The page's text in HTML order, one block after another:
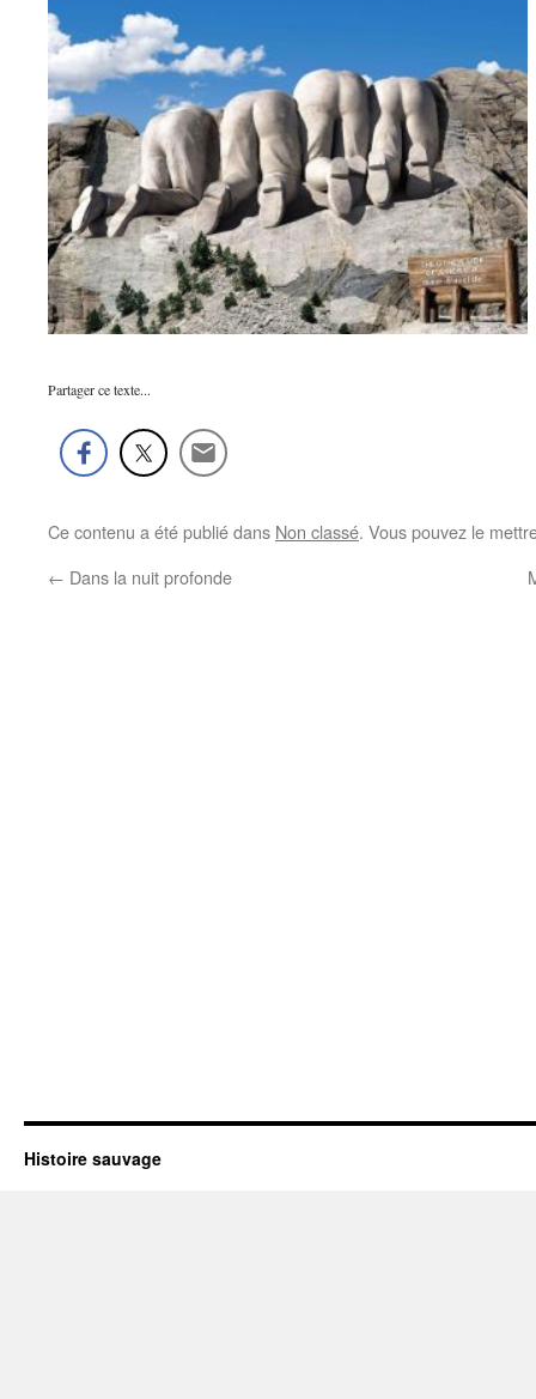
Partager ce texte...
Ce contenu a été publié dans Non classé. Vous pouvez le
← Dans la nuit profonde
Histoire sauvage